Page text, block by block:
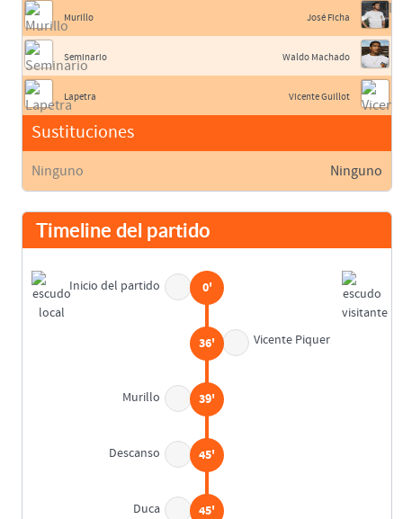
Murillo
Seminario
Lapetra
Sustituciones
Ninguno
José Ficha
Waldo Machado
Vicente Guillot
Ninguno
Timeline del partido
Inicio del partido 0'
Vicente Piquer
36'
Murillo 39'
Descanso 45'
Duca 45'